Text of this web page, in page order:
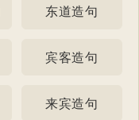
东道造句
宾客造句
来宾造句